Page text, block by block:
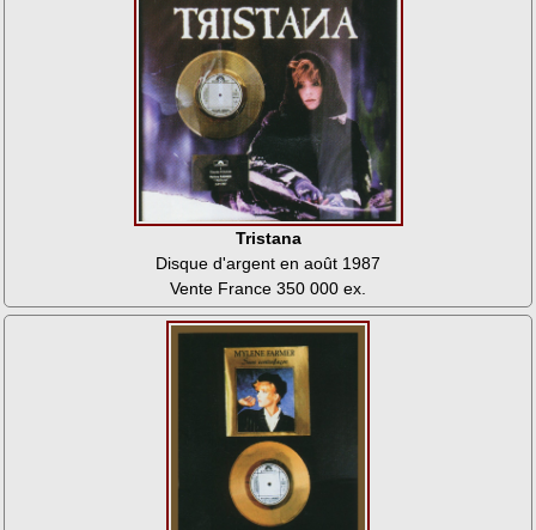
Tristana
Disque d'argent en août 1987
Vente France 350 000 ex.